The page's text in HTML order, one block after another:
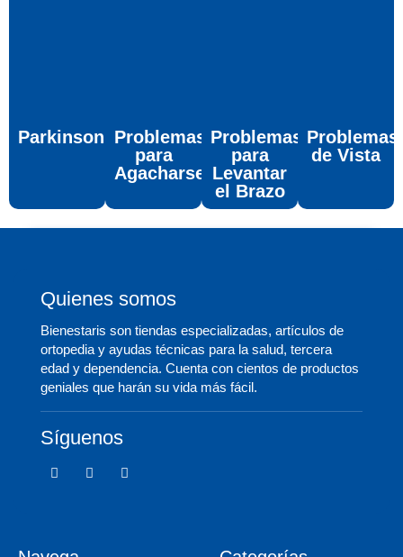
Parkinson Problemas
para
Agacharse
Problemas
para
Levantar
el Brazo
Problemas
de Vista
Quienes somos
Bienestaris son tiendas especializadas, artículos de
ortopedia y ayudas técnicas para la salud, tercera
edad y dependencia. Cuenta con cientos de productos
geniales que harán su vida más fácil.
Síguenos
F
a
T
w
I
c